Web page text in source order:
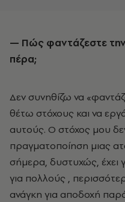
— Πώς φαντάζεστε την πορεία σας από εδώ και
πέρα;
Δεν συνηθίζω να
θέτω στόχους και να
αυτούς. Ο στόχος μου
πραγματοποίηση μιας
σήμερα, δυστυχώς, έχει
για πολλούς ,
ανάγκη για αποδοχή